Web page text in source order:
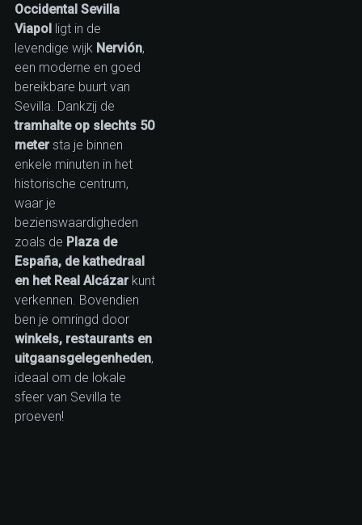
Occidental Sevilla
Viapolligt in de
levendige wijk Nervión,
een moderne en goed
bereikbare buurt van
Sevilla. Dankzij de
tramhalte op slechts 50
metersta je binnen
enkele minuten in het
historische centrum,
waar je
bezienswaardigheden
zoals de Plaza de
España, de kathedraal
en het Real Alcázarkunt
verkennen. Bovendien
ben je omringd door
winkels, restaurants en
uitgaansgelegenheden,
ideaal om de lokale
sfeer van Sevilla te
proeven!